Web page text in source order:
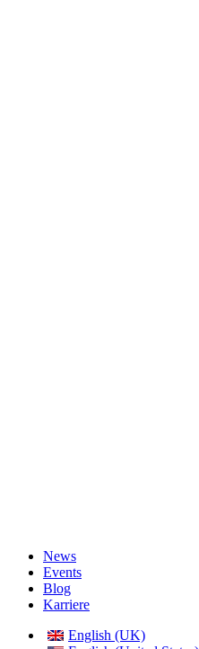
News
Events
Blog
Karriere
English (UK)